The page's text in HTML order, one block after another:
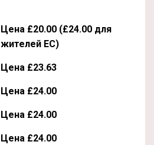
Цена £20.00 (£24.00 для
жителей ЕС)
Цена £23.63
Цена £24.00
Цена £24.00
Цена £24.00